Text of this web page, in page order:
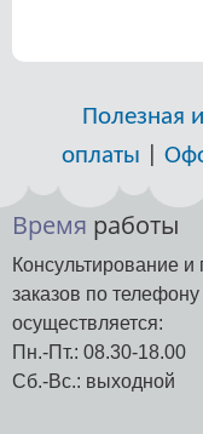
Полезная
оплаты
Время работы
Консультирование и
заказов по телефону
осуществляется:
Пн.-Пт.: 08.30-18.00
Сб.-Вс.: выходной